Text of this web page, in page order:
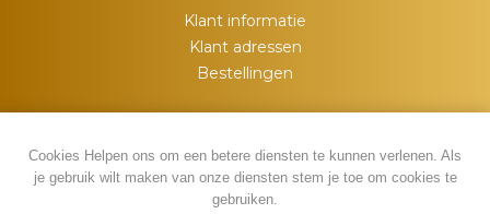
Klant informatie
Klant adressen
Bestellingen
Cookies Helpen ons om een betere diensten te kunnen verlenen. Als
je gebruik wilt maken van onze diensten stem je toe om cookies te
gebruiken.